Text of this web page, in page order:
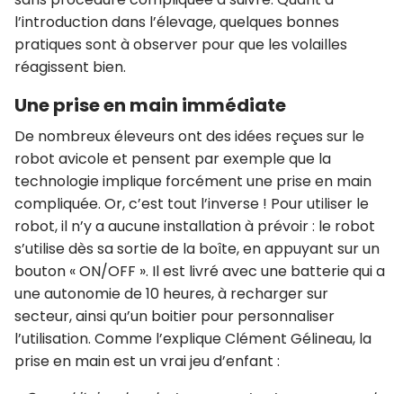
l’introduction dans l’élevage, quelques bonnes
pratiques sont à observer pour que les volailles
réagissent bien.
Une prise en main immédiate
De nombreux éleveurs ont des idées reçues sur le
robot avicole et pensent par exemple que la
technologie implique forcément une prise en main
compliquée. Or, c’est tout l’inverse ! Pour utiliser le
robot, il n’y a aucune installation à prévoir : le robot
s’utilise dès sa sortie de la boîte, en appuyant sur un
bouton « ON/OFF ». Il est livré avec une batterie qui a
une autonomie de 10 heures, à recharger sur
secteur, ainsi qu’un boitier pour personnaliser
l’utilisation. Comme l’explique Clément Gélineau, la
prise en main est un vrai jeu d’enfant :